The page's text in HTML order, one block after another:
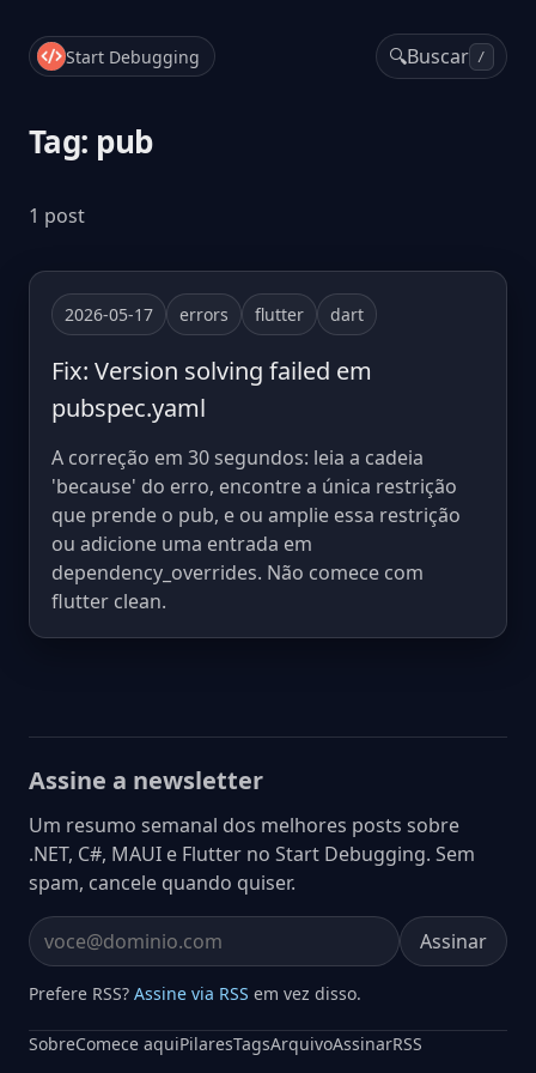
Start Debugging 🔍Buscar /
Tag: pub
1 post
2026-05-17 errors flutter dart
Fix: Version solving failed em
pubspec.yaml
A correção em 30 segundos: leia a cadeia
'because' do erro, encontre a única restrição
que prende o pub, e ou amplie essa restrição
ou adicione uma entrada em
dependency_overrides. Não comece com
flutter clean.
Assine a newsletter
Um resumo semanal dos melhores posts sobre
.NET, C#, MAUI e Flutter no Start Debugging. Sem
spam, cancele quando quiser.
Email address Assinar
Prefere RSS? Assine via RSS em vez disso.
SobreComece aquiPilaresTagsArquivoAssinarRSS